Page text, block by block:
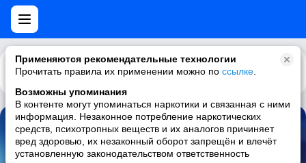
Применяются рекомендательные технологии
Прочитать правила их применении можно по ссылке
Возможны упоминания
В контенте могут упоминаться наркотики и связанная с ними
информация. Незаконное потребление наркотических
средств, психотропных веществ и их аналогов причиняет
вред здоровью, их незаконный оборот запрещён и влечёт
установленную законодательством ответственность
Каталог Рекомендации
Галина Данилевич
1 трек